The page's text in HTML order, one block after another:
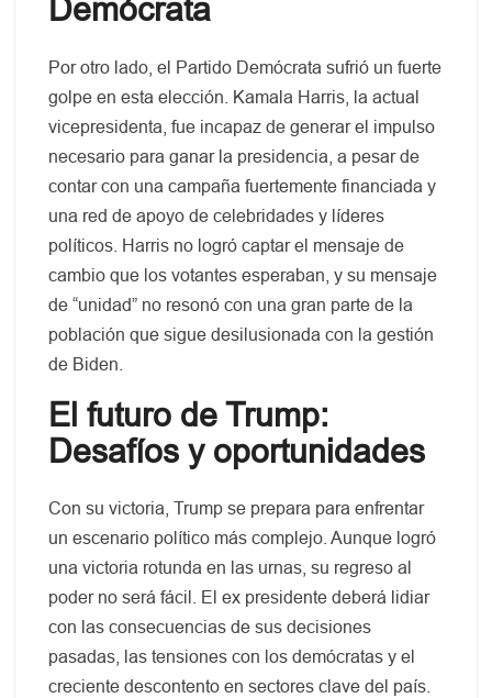
Demócrata
Por otro lado, el Partido Demócrata sufrió un fuerte
golpe en esta elección. Kamala Harris, la actual
vicepresidenta, fue incapaz de generar el impulso
necesario para ganar la presidencia, a pesar de
contar con una campaña fuertemente financiada y
una red de apoyo de celebridades y líderes
políticos. Harris no logró captar el mensaje de
cambio que los votantes esperaban, y su mensaje
de “unidad” no resonó con una gran parte de la
población que sigue desilusionada con la gestión
de Biden.
El futuro de Trump:
Desafíos y oportunidades
Con su victoria, Trump se prepara para enfrentar
un escenario político más complejo. Aunque logró
una victoria rotunda en las urnas, su regreso al
poder no será fácil. El ex presidente deberá lidiar
con las consecuencias de sus decisiones
pasadas, las tensiones con los demócratas y el
creciente descontento en sectores clave del país.